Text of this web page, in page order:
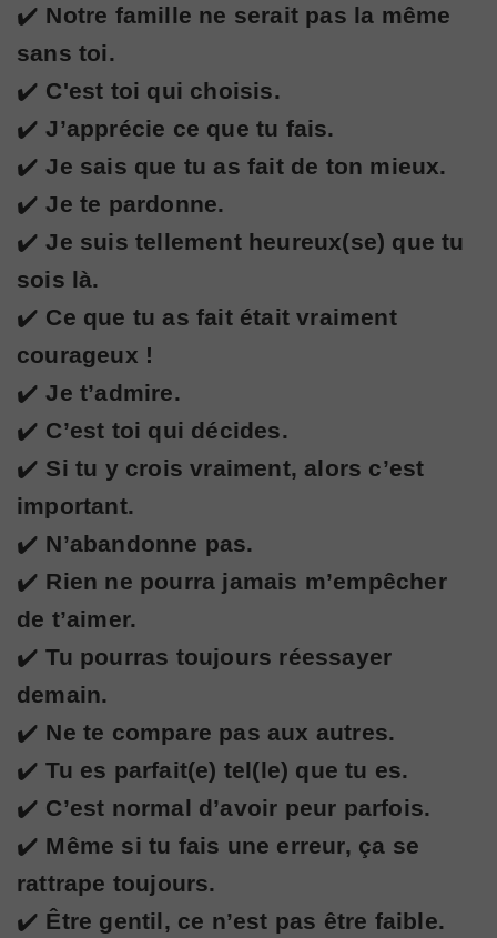
✔️ Notre famille ne serait pas la même
sans toi.
✔️ C'est toi qui choisis.
✔️J’apprécie ce que tu fais.
✔️Je sais que tu as fait de ton mieux.
✔️Je te pardonne.
✔️Je suis tellement heureux(se) que tu
sois là.
✔️ Ce que tu as fait était vraiment
courageux !
✔️Je t’admire.
✔️ C’est toi qui décides.
✔️ Si tu y crois vraiment, alors c’est
important.
✔️ N’abandonne pas.
✔️ Rien ne pourra jamais m’empêcher
de t’aimer.
✔️Tu pourras toujours réessayer
demain.
✔️ Ne te compare pas aux autres.
✔️Tu es parfait(e) tel(le) que tu es.
✔️ C’est normal d’avoir peur parfois.
✔️ Même si tu fais une erreur, ça se
rattrape toujours.
✔️ Être gentil, ce n’est pas être faible.